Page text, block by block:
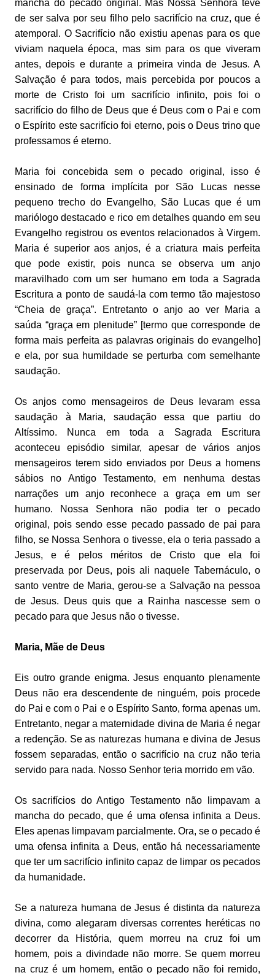
mancha do pecado original. Mas Nossa Senhora teve
de ser salva por seu filho pelo sacrifício na cruz, que é
atemporal. O Sacrifício não existiu apenas para os que
viviam naquela época, mas sim para os que viveram
antes, depois e durante a primeira vinda de Jesus. A
Salvação é para todos, mais percebida por poucos a
morte de Cristo foi um sacrifício infinito, pois foi o
sacrifício do filho de Deus que é Deus com o Pai e com
o Espírito este sacrifício foi eterno, pois o Deus trino que
professamos é eterno.
Maria foi concebida sem o pecado original, isso é
ensinado de forma implícita por São Lucas nesse
pequeno trecho do Evangelho, São Lucas que é um
mariólogo destacado e rico em detalhes quando em seu
Evangelho registrou os eventos relacionados à Virgem.
Maria é superior aos anjos, é a criatura mais perfeita
que pode existir, pois nunca se observa um anjo
maravilhado com um ser humano em toda a Sagrada
Escritura a ponto de saudá-la com termo tão majestoso
“Cheia de graça”. Entretanto o anjo ao ver Maria a
saúda “graça em plenitude” [termo que corresponde de
forma mais perfeita as palavras originais do evangelho]
e ela, por sua humildade se perturba com semelhante
saudação.
Os anjos como mensageiros de Deus levaram essa
saudação à Maria, saudação essa que partiu do
Altíssimo. Nunca em toda a Sagrada Escritura
aconteceu episódio similar, apesar de vários anjos
mensageiros terem sido enviados por Deus a homens
sábios no Antigo Testamento, em nenhuma destas
narrações um anjo reconhece a graça em um ser
humano. Nossa Senhora não podia ter o pecado
original, pois sendo esse pecado passado de pai para
filho, se Nossa Senhora o tivesse, ela o teria passado a
Jesus, e é pelos méritos de Cristo que ela foi
preservada por Deus, pois ali naquele Tabernáculo, o
santo ventre de Maria, gerou-se a Salvação na pessoa
de Jesus. Deus quis que a Rainha nascesse sem o
pecado para que Jesus não o tivesse.
Maria, Mãe de Deus
Eis outro grande enigma. Jesus enquanto plenamente
Deus não era descendente de ninguém, pois procede
do Pai e com o Pai e o Espírito Santo, forma apenas um.
Entretanto, negar a maternidade divina de Maria é negar
a redenção. Se as naturezas humana e divina de Jesus
fossem separadas, então o sacrifício na cruz não teria
servido para nada. Nosso Senhor teria morrido em vão.
Os sacrifícios do Antigo Testamento não limpavam a
mancha do pecado, que é uma ofensa infinita a Deus.
Eles apenas limpavam parcialmente. Ora, se o pecado é
uma ofensa infinita a Deus, então há necessariamente
que ter um sacrifício infinito capaz de limpar os pecados
da humanidade.
Se a natureza humana de Jesus é distinta da natureza
divina, como alegaram diversas correntes heréticas no
decorrer da História, quem morreu na cruz foi um
homem, pois a divindade não morre. Se quem morreu
na cruz é um homem, então o pecado não foi remido,